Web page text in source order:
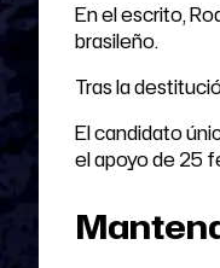
En el escrito,
brasileño.
Tras la
El candidato
el apoyo de 25